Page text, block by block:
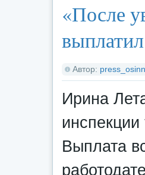
«После
Автор:
Ирина
инспекции
Выплата